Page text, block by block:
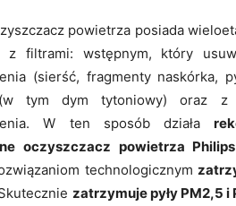
powietrza posiada
z filtrami: wstępnym, który
(sierść, fragmenty naskórka,
tym dym tytoniowy) oraz z
W ten sposób działa
oczyszczacz powietrza
technologicznym
zatrzymuje pyły PM2,5 i